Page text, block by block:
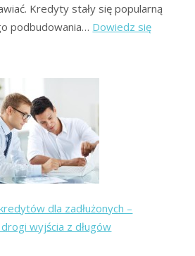
Kredyty stały się popularną
podbudowania… Dowiedz się
dla zadłużonych –
wyjścia z długów